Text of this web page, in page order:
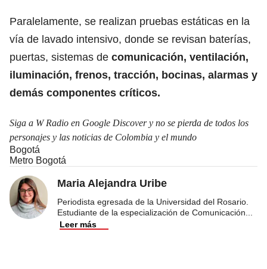
Paralelamente, se realizan pruebas estáticas en la
vía de lavado intensivo, donde se revisan baterías,
puertas, sistemas de comunicación, ventilación,
iluminación, frenos, tracción, bocinas, alarmas y
demás componentes críticos.
Siga a W Radio en Google Discover y no se pierda de todos los
personajes y las noticias de Colombia y el mundo
Bogotá
Metro Bogotá
Maria Alejandra Uribe
Periodista egresada de la Universidad del Rosario.
Estudiante de la especialización de Comunicación
Leer más